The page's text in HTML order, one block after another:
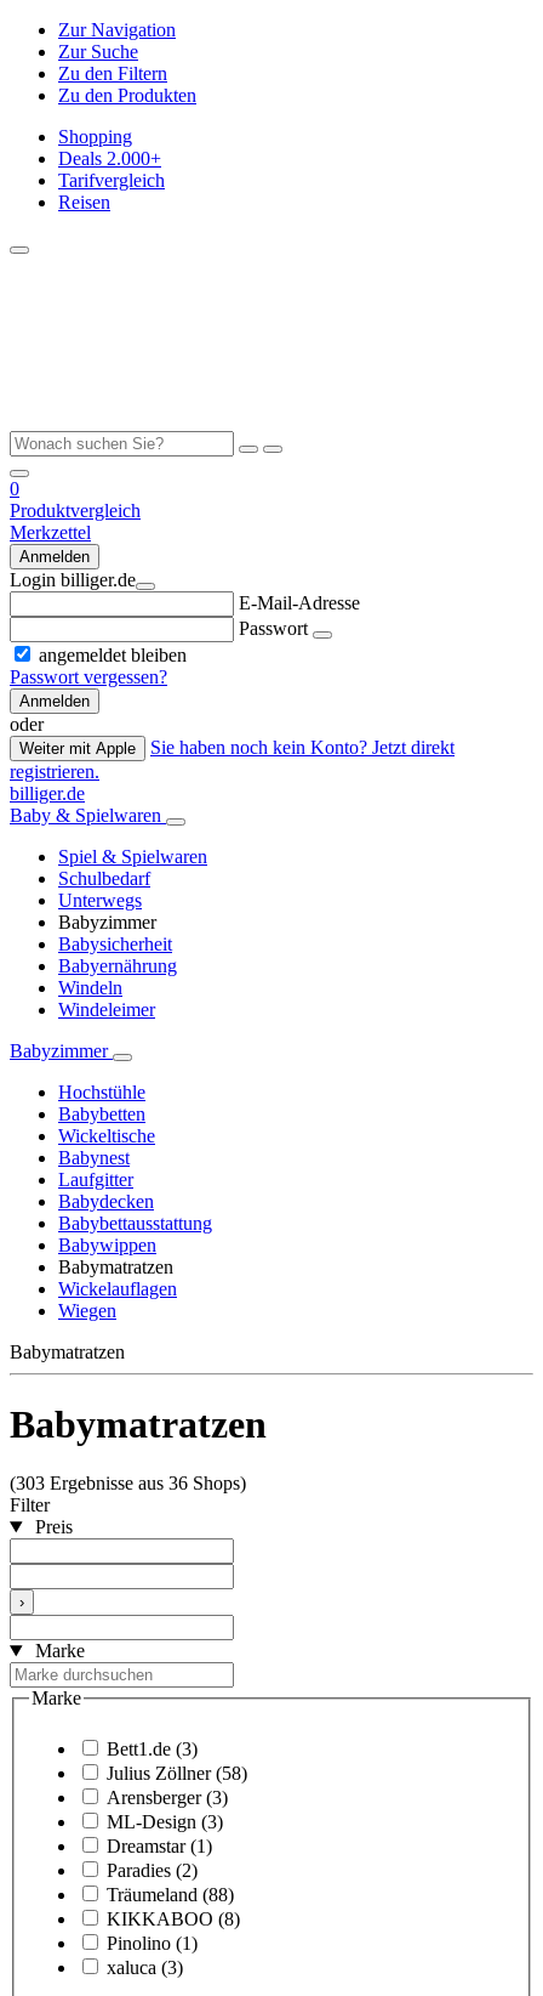
Zur Navigation
Zur Suche
Zu den Filtern
Zu den Produkten
Shopping
Deals 2.000+
Tarifvergleich
Reisen
0
Produktvergleich
Merkzettel
Anmelden
Login billiger.de
E-Mail-Adresse
Passwort
angemeldet bleiben
Passwort vergessen?
Anmelden
oder
Weiter mit Apple
Sie haben noch kein Konto? Jetzt direkt
registrieren.
billiger.de
Baby & Spielwaren
Spiel & Spielwaren
Schulbedarf
Unterwegs
Babyzimmer
Babysicherheit
Babyernährung
Windeln
Windeleimer
Babyzimmer
Hochstühle
Babybetten
Wickeltische
Babynest
Laufgitter
Babydecken
Babybettausstattung
Babywippen
Babymatratzen
Wickelauflagen
Wiegen
Babymatratzen
Babymatratzen
(303 Ergebnisse aus 36 Shops)
Filter
Preis
›
Marke
Marke
Bett1.de (3)
Julius Zöllner (58)
Arensberger (3)
ML-Design (3)
Dreamstar (1)
Paradies (2)
Träumeland (88)
KIKKABOO (8)
Pinolino (1)
xaluca (3)